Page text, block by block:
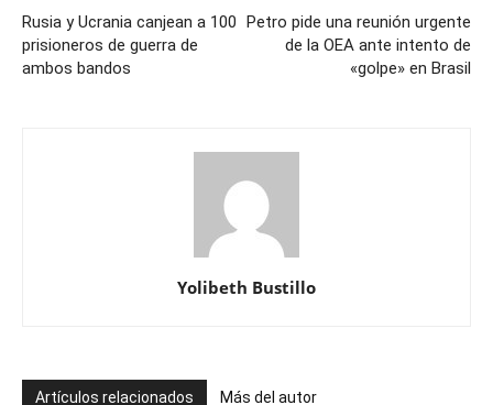
Rusia y Ucrania canjean a 100
prisioneros de guerra de
ambos bandos
Petro pide una reunión urgente
de la OEA ante intento de
«golpe» en Brasil
Yolibeth Bustillo
Artículos relacionados Más del autor